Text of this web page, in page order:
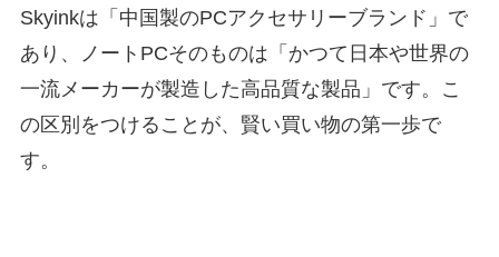
Skyinkは「中国製のPCアクセサリーブランド」で
あり、ノートPCそのものは「かつて日本や世界の
一流メーカーが製造した高品質な製品」です。こ
の区別をつけることが、賢い買い物の第一歩で
す。